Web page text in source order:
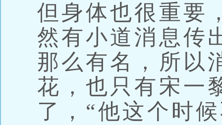
但身体也很重要
然有小道消息传
那么有名，所以
花，也只有宋一
了，“他这个时